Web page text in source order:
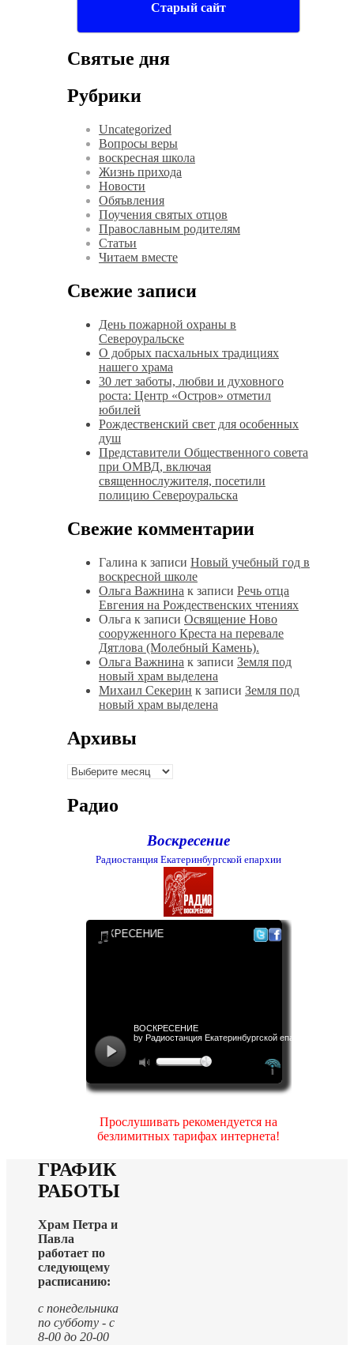
Старый сайт
Святые дня
Рубрики
Uncategorized
Вопросы веры
воскресная школа
Жизнь прихода
Новости
Обяъвления
Поучения святых отцов
Православным родителям
Статьи
Читаем вместе
Свежие записи
День пожарной охраны в
Североуральске
О добрых пасхальных традициях
нашего храма
30 лет заботы, любви и духовного
роста: Центр «Остров» отметил
юбилей
Рождественский свет для особенных
душ
Представители Общественного совета
при ОМВД, включая
священнослужителя, посетили
полицию Североуральска
Свежие комментарии
Галина к записи Новый учебный год в
воскресной школе
Ольга Важнина к записи Речь отца
Евгения на Рождественских чтениях
Ольга к записи Освящение Ново
сооруженного Креста на перевале
Дятлова (Молебный Камень).
Ольга Важнина к записи Земля под
новый храм выделена
Михаил Секерин к записи Земля под
новый храм выделена
Архивы
Архивы
Радио
Воскресение
Радиостанция Екатеринбургской епархии
Прослушивать рекомендуется на
безлимитных тарифах интернета!
ГРАФИК
РАБОТЫ
Храм Петра и
Павла
работает по
следующему
расписанию:
с понедельника
по субботу - с
8-00 до 20-00